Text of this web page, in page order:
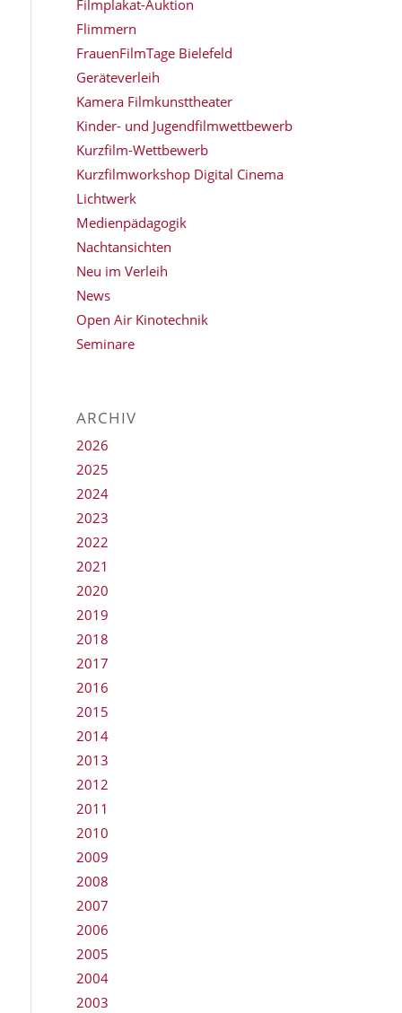
Filmplakat-Auktion
Flimmern
FrauenFilmTage Bielefeld
Geräteverleih
Kamera Filmkunsttheater
Kinder- und Jugendfilmwettbewerb
Kurzfilm-Wettbewerb
Kurzfilmworkshop Digital Cinema
Lichtwerk
Medienpädagogik
Nachtansichten
Neu im Verleih
News
Open Air Kinotechnik
Seminare
ARCHIV
2026
2025
2024
2023
2022
2021
2020
2019
2018
2017
2016
2015
2014
2013
2012
2011
2010
2009
2008
2007
2006
2005
2004
2003